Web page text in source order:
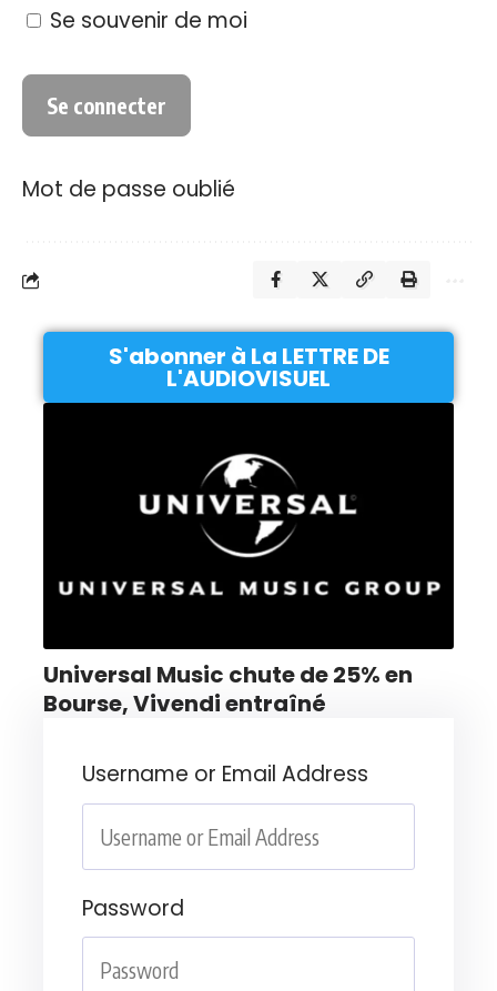
Se souvenir de moi
Mot de passe oublié
S'abonner à La LETTRE DE
L'AUDIOVISUEL
Universal Music chute de 25% en
Bourse, Vivendi entraîné
Username or Email Address
Password